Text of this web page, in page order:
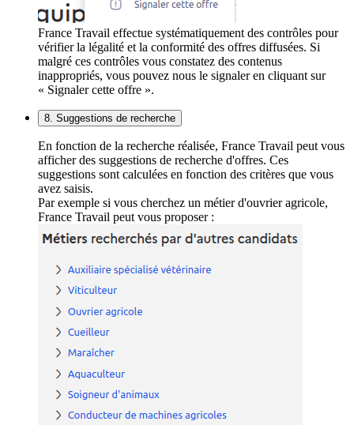
France Travail effectue systématiquement des contrôles pour
vérifier la légalité et la conformité des offres diffusées. Si
malgré ces contrôles vous constatez des contenus
inappropriés, vous pouvez nous le signaler en cliquant sur
« Signaler cette offre ».
8. Suggestions de recherche
En fonction de la recherche réalisée, France Travail peut vous
afficher des suggestions de recherche d'offres. Ces
suggestions sont calculées en fonction des critères que vous
avez saisis.
Par exemple si vous cherchez un métier d'ouvrier agricole,
France Travail peut vous proposer :